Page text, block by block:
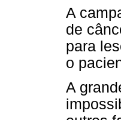
A
de
para
o
A